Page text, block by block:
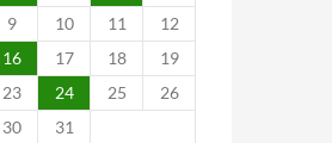
9 10 11
12
16 17 18
19
23 24 25
26
30
31